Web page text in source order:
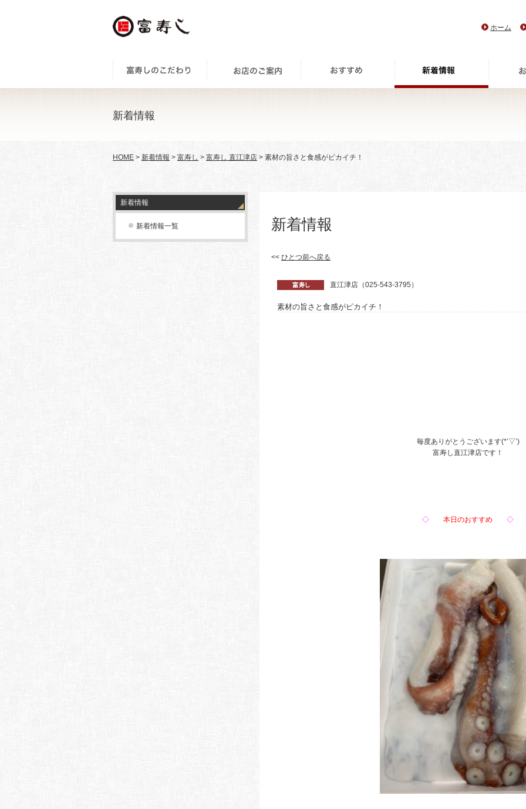
ホーム
新着情報
HOME > 新着情報 > 富寿し > 富寿し 直江津店 > 素材の旨さと食感がピカイチ！
新着情報
新着情報一覧 新着情報
<< ひとつ前へ戻る
直江津店（025-543-3795）
素材の旨さと食感がピカイチ！
毎度ありがとうございます(*’▽’)
富寿し直江津店です！
◇ 本日のおすすめ ◇